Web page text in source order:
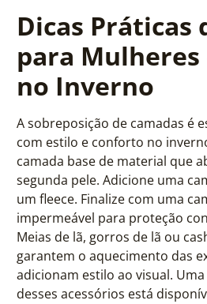
Dicas Práticas
para Mulheres
no Inverno
A sobreposição de camadas é
com estilo e conforto no
camada base de material que
segunda pele. Adicione uma
um fleece. Finalize com uma
impermeável para proteção
Meias de lã, gorros de lã ou
garantem o aquecimento das
adicionam estilo ao visual.
desses acessórios está